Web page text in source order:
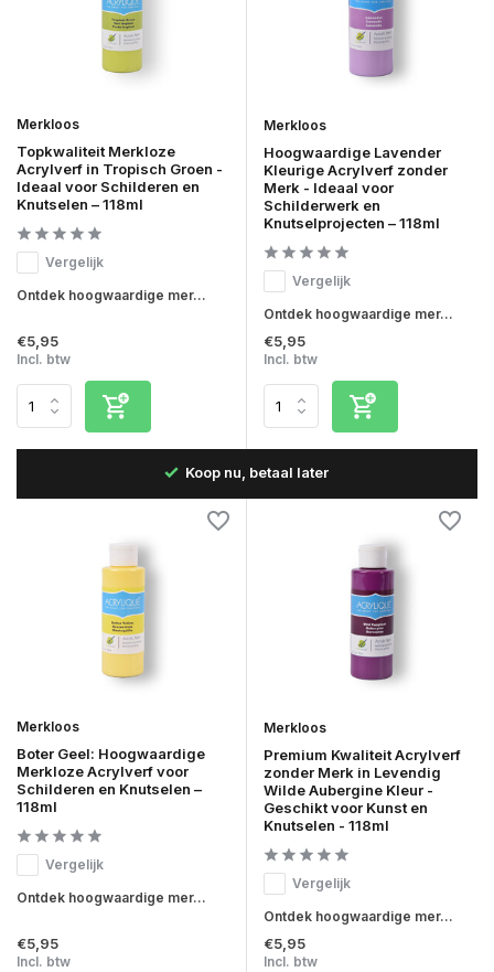
Merkloos
Topkwaliteit Merkloze
Acrylverf in Tropisch Groen -
Ideaal voor Schilderen en
Knutselen – 118ml
Vergelijk
Ontdek hoogwaardige mer...
€5,95
Incl. btw
Merkloos
Hoogwaardige Lavender
Kleurige Acrylverf zonder
Merk - Ideaal voor
Schilderwerk en
Knutselprojecten – 118ml
Vergelijk
Ontdek hoogwaardige mer...
€5,95
Incl. btw
Koop nu, betaal later
Merkloos
Boter Geel: Hoogwaardige
Merkloze Acrylverf voor
Schilderen en Knutselen –
118ml
Vergelijk
Ontdek hoogwaardige mer...
€5,95
Incl. btw
Merkloos
Premium Kwaliteit Acrylverf
zonder Merk in Levendig
Wilde Aubergine Kleur -
Geschikt voor Kunst en
Knutselen - 118ml
Vergelijk
Ontdek hoogwaardige mer...
€5,95
Incl. btw